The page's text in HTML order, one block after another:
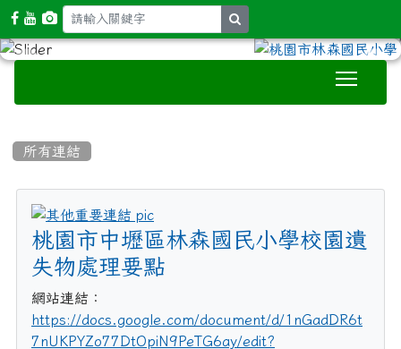
所有連結
title:其他重要連結
桃園市中壢區林森國民小學校園遺
失物處理要點
網站連結：
https://docs.google.com/document/d/1nGadDR6t
7nUKPYZo77DtOpiN9PeTG6ay/edit?